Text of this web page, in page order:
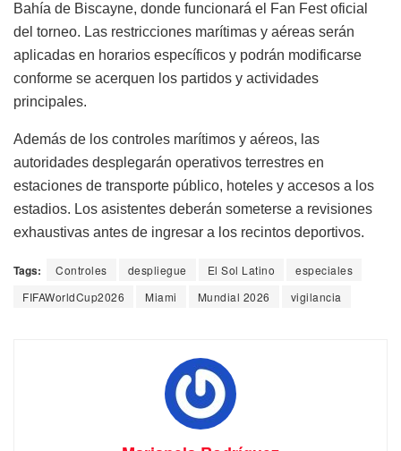
Bahía de Biscayne, donde funcionará el Fan Fest oficial
del torneo. Las restricciones marítimas y aéreas serán
aplicadas en horarios específicos y podrán modificarse
conforme se acerquen los partidos y actividades
principales.
Además de los controles marítimos y aéreos, las
autoridades desplegarán operativos terrestres en
estaciones de transporte público, hoteles y accesos a los
estadios. Los asistentes deberán someterse a revisiones
exhaustivas antes de ingresar a los recintos deportivos.
Tags: Controles despliegue El Sol Latino
especiales
FIFAWorldCup2026
Miami Mundial 2026 vigilancia